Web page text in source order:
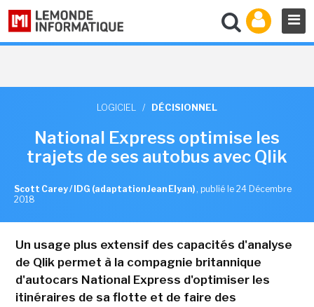
LOGICIEL / DÉCISIONNEL
National Express optimise les
trajets de ses autobus avec Qlik
Scott Carey / IDG (adaptation Jean Elyan) , publié le 24 Décembre
2018
Un usage plus extensif des capacités d'analyse
de Qlik permet à la compagnie britannique
d'autocars National Express d'optimiser les
itinéraires de sa flotte et de faire des